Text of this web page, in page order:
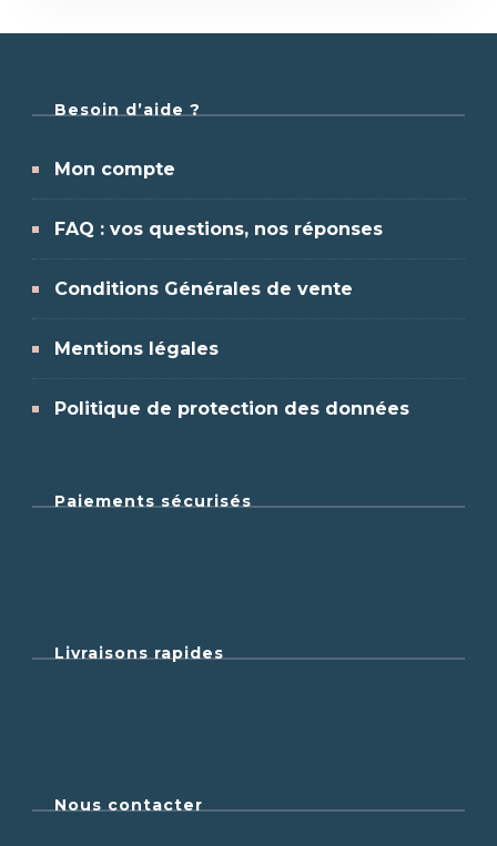
Besoin d’aide ?
Mon compte
FAQ : vos questions, nos réponses
Conditions Générales de vente
Mentions légales
Politique de protection des données
Paiements sécurisés
Livraisons rapides
Nous contacter